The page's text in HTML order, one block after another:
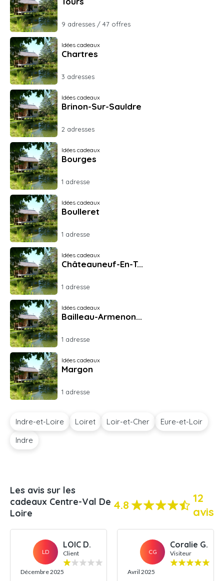
9 adresses / 47 offres
Idées cadeaux
Chartres
3 adresses
Idées cadeaux
Brinon-Sur-Sauldre
2 adresses
Idées cadeaux
Bourges
1 adresse
Idées cadeaux
Boulleret
1 adresse
Idées cadeaux
Châteauneuf-En-T...
1 adresse
Idées cadeaux
Bailleau-Armenon...
1 adresse
Idées cadeaux
Margon
1 adresse
Indre-et-Loire Loiret Loir-et-Cher
Eure-et-Loir
Indre
Les avis sur les
cadeaux Centre-Val De
Loire
4.8
12
avis
LD
LOIC D.
Client
Décembre 2025
CG
Coralie G.
Visiteur
Avril 2025